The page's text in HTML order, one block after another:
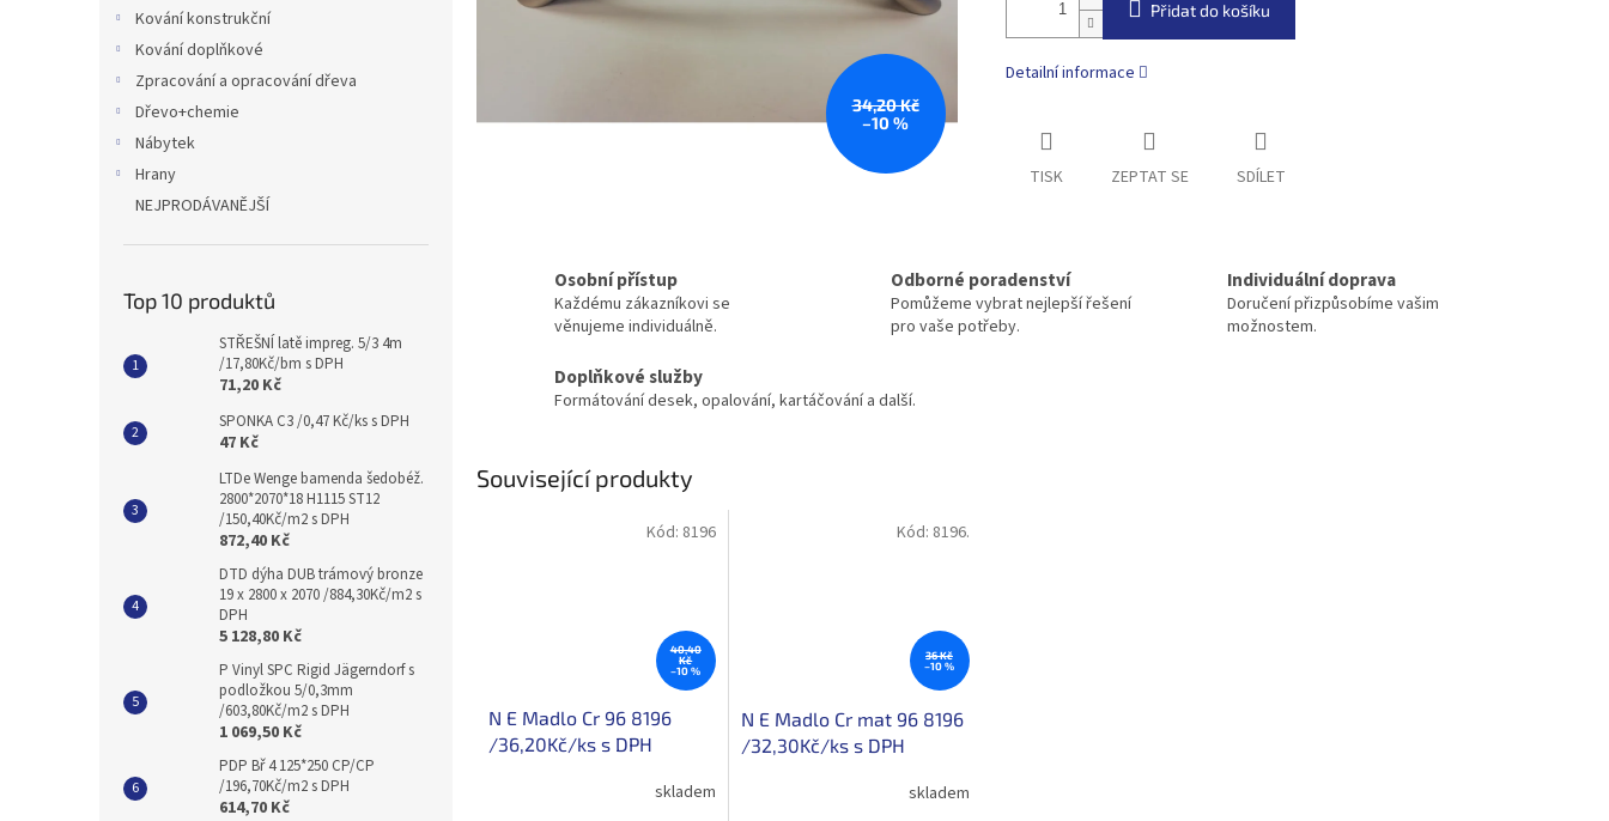
Kování konstrukční
Kování doplňkové
Zpracování a opracování dřeva
Dřevo+chemie
Nábytek
Hrany
NEJPRODÁVANĚJŠÍ
Top 10 produktů
STŘEŠNÍ latě impreg. 5/3 4m
/17,80Kč/bm s DPH
71,20 Kč
SPONKA C3 /0,47 Kč/ks s DPH
47 Kč
LTDe Wenge bamenda šedobéž.
2800*2070*18 H1115 ST12
/150,40Kč/m2 s DPH
872,40 Kč
DTD dýha DUB trámový bronze
19 x 2800 x 2070 /884,30Kč/m2 s
DPH
5 128,80 Kč
P Vinyl SPC Rigid Jägerndorf s
podložkou 5/0,3mm
/603,80Kč/m2 s DPH
1 069,50 Kč
PDP Bř 4 125*250 CP/CP
/196,70Kč/m2 s DPH
614,70 Kč
34,20 Kč
–10 %
Přidat do košíku
Detailní informace
TISK ZEPTAT SE SDÍLET
Osobní přístup
Každému zákazníkovi se
věnujeme individuálně.
Odborné poradenství
Pomůžeme vybrat nejlepší řešení
pro vaše potřeby.
Individuální doprava
Doručení přizpůsobíme vašim
možnostem.
Doplňkové služby
Formátování desek, opalování, kartáčování a další.
Související produkty
40,40
Kč
–10 %
N E Madlo Cr 96 8196
/36,20Kč/ks s DPH
skladem
Kód: 8196
36 Kč
–10 %
N E Madlo Cr mat 96 8196
/32,30Kč/ks s DPH
skladem
Kód: 8196.